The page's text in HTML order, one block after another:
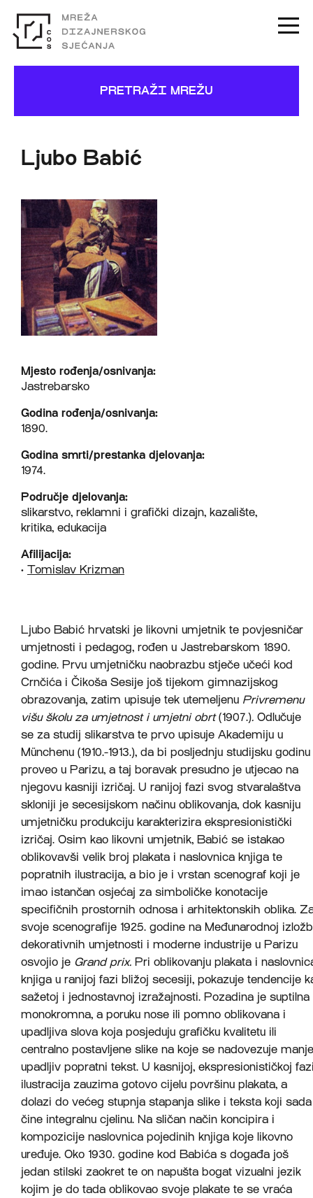
PRETRAŽI MREŽU
Ljubo Babić
Ljubo Babić hrvatski je likovni umjetnik te povjesničar
umjetnosti i pedagog, rođen u Jastrebarskom 1890.
godine. Prvu umjetničku naobrazbu stječe učeći kod
Crnčića i Čikoša Sesije još tijekom gimnazijskog
obrazovanja, zatim upisuje tek utemeljenu Privremenu
višu školu za umjetnost i umjetni obrt(1907.). Odlučuje
se za studij slikarstva te prvo upisuje Akademiju u
Münchenu (1910.-1913.), da bi posljednju studijsku godinu
proveo u Parizu, a taj boravak presudno je utjecao na
njegovu kasniji izričaj. U ranijoj fazi svog stvaralaštva
skloniji je secesijskom načinu oblikovanja, dok kasniju
umjetničku produkciju karakterizira ekspresionistički
izričaj. Osim kao likovni umjetnik, Babić se istakao
oblikovavši velik broj plakata i naslovnica knjiga te
popratnih ilustracija, a bio je i vrstan scenograf koji je
imao istančan osjećaj za simboličke konotacije
specifičnih prostornih odnosa i arhitektonskih oblika.
svoje scenografije 1925. godine na Međunarodnoj
dekorativnih umjetnosti i moderne industrije u Parizu
osvojio je Grand prix. Pri oblikovanju plakata i
knjiga u ranijoj fazi bližoj secesiji, pokazuje tendencije
sažetoj i jednostavnoj izražajnosti. Pozadina je suptilna
monokromna, a poruku nose ili pomno oblikovana i
upadljiva slova koja posjeduju grafičku kvalitetu ili
centralno postavljene slike na koje se nadovezuje manje
upadljiv popratni tekst. U kasnijoj, ekspresionističkoj
ilustracija zauzima gotovo cijelu površinu plakata, a
dolazi do većeg stupnja stapanja slike i teksta koji sada
čine integralnu cjelinu. Na sličan način koncipira i
kompozicije naslovnica pojedinih knjiga koje likovno
uređuje. Oko 1930. godine kod Babića s događa još
jedan stilski zaokret te on napušta bogat vizualni jezik
kojim je do tada oblikovao svoje plakate te se vraća
Mjesto rođenja/osnivanja:
Jastrebarsko
Godina rođenja/osnivanja:
1890.
Godina smrti/prestanka djelovanja:
1974.
Područje djelovanja:
slikarstvo, reklamni i grafički dizajn, kazalište,
kritika, edukacija
Afilijacija:
• Tomislav Krizman